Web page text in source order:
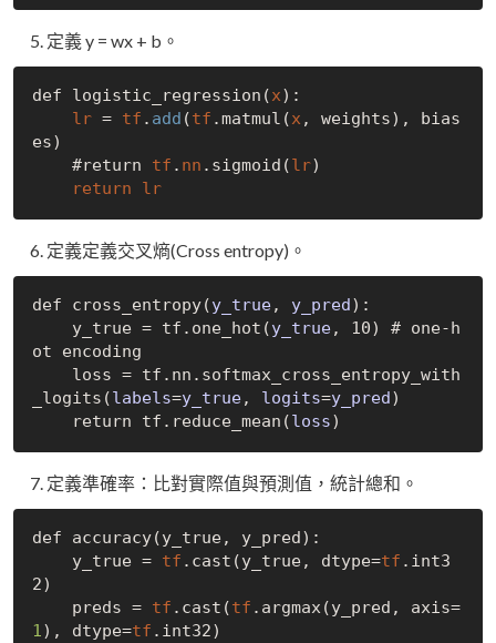
定義 y = wx + b。
def logistic_regression(x):
lr = tf . add (tf .matmul(x , weights), bias
es)
    #return
tf . nn .sigmoid(lr)
return
lr
定義定義交叉熵(Cross entropy)。
def cross _entropy(y_true, y_pred) :
    y_true = tf.one
_hot(y_true, 10)
# one-h
ot encoding
    loss = tf.nn.softmax
_cross_entropy_with
_logits(labels=y_true, logits=y_pred)
    return tf.reduce
_mean(loss)
定義準確率：比對實際值與預測值，統計總和。
def accuracy(y_true, y_pred):
    y_true =
tf .cast(y_true, dtype=tf .int3
2)
    preds =
tf .cast(tf .argmax(y_pred, axis=
1), dtype=tf .int32)